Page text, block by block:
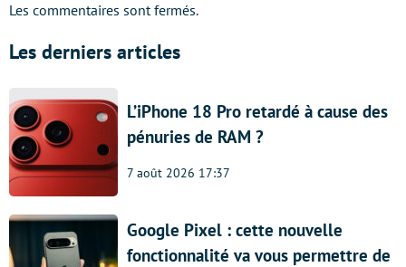
Les commentaires sont fermés.
Les derniers articles
L’iPhone 18 Pro retardé à cause des
pénuries de RAM ?
7 août 2026 17:37
Google Pixel : cette nouvelle
fonctionnalité va vous permettre de